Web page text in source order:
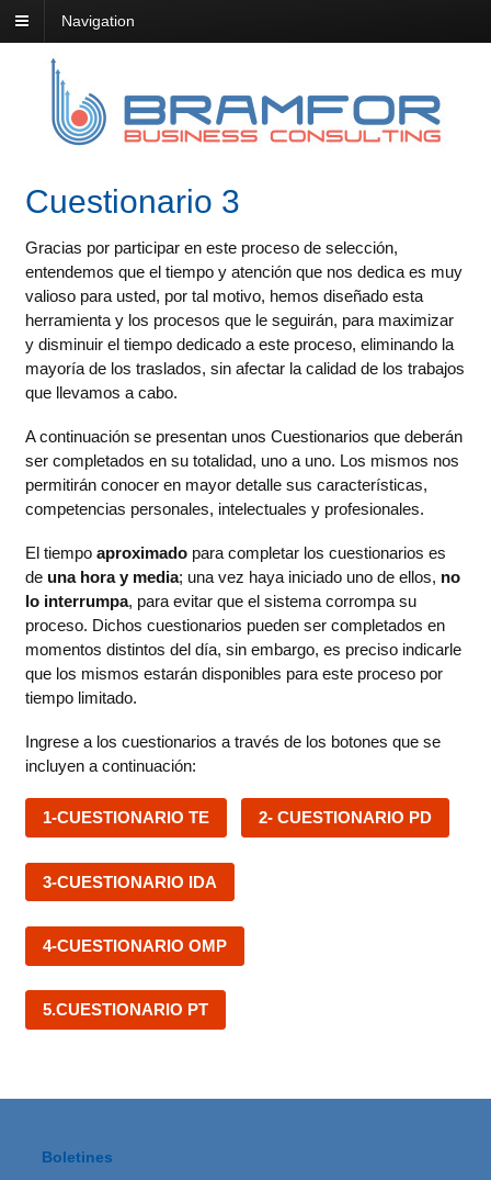
Navigation
Cuestionario 3
Gracias por participar en este proceso de selección,
entendemos que el tiempo y atención que nos dedica es muy
valioso para usted, por tal motivo, hemos diseñado esta
herramienta y los procesos que le seguirán, para maximizar
y disminuir el tiempo dedicado a este proceso, eliminando la
mayoría de los traslados, sin afectar la calidad de los trabajos
que llevamos a cabo.
A continuación se presentan unos Cuestionarios que deberán
ser completados en su totalidad, uno a uno. Los mismos nos
permitirán conocer en mayor detalle sus características,
competencias personales, intelectuales y profesionales.
El tiempo aproximadopara completar los cuestionarios es
de una hora y media; una vez haya iniciado uno de ellos, no
lo interrumpa, para evitar que el sistema corrompa su
proceso. Dichos cuestionarios pueden ser completados en
momentos distintos del día, sin embargo, es preciso indicarle
que los mismos estarán disponibles para este proceso por
tiempo limitado.
Ingrese a los cuestionarios a través de los botones que se
incluyen a continuación:
1-CUESTIONARIO TE 2- CUESTIONARIO PD
3-CUESTIONARIO IDA
4-CUESTIONARIO OMP
5.CUESTIONARIO PT
Boletines